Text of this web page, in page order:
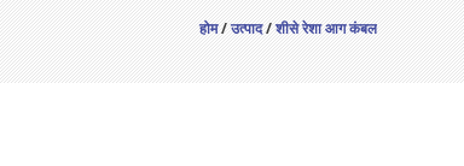
होम/उत्पाद/शीसे रेशा आग कंबल